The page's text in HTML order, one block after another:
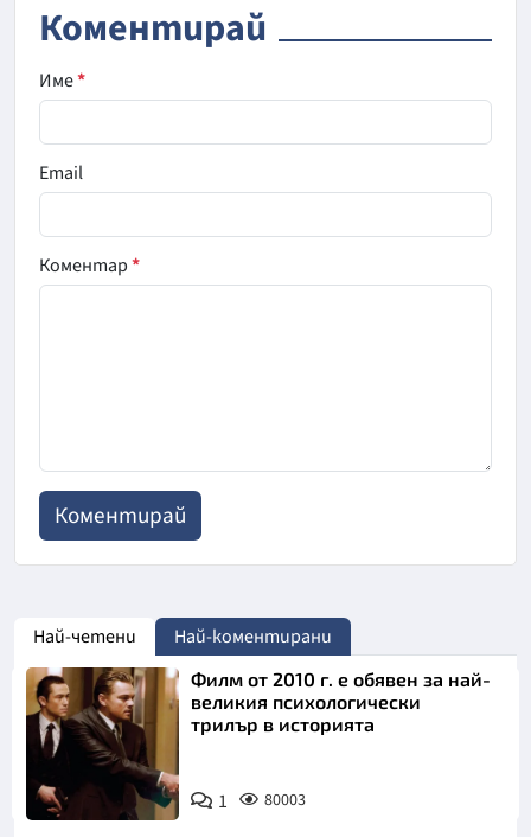
Коментирай
Име*
Email
Коментар*
Най-четени Най-коментирани
Филм от 2010 г. е обявен за най-
великия психологически
трилър в историята
1 80003